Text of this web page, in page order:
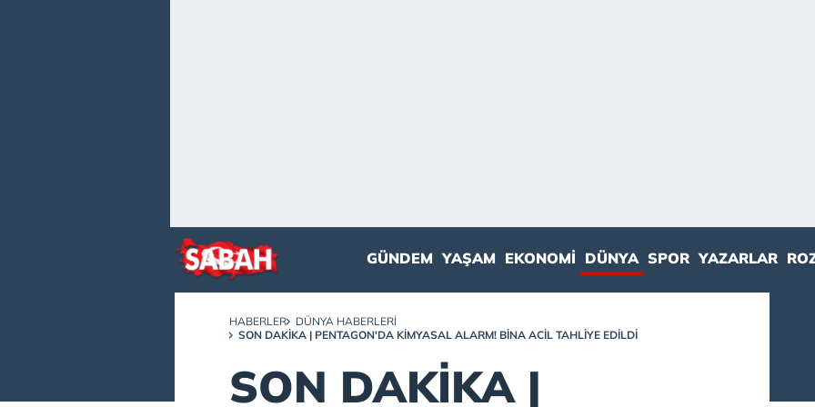
GÜNDEM YAŞAM EKONOMI DÜNYA SPOR YAZARLAR
HABERLER
DÜNYA HABERLERI
SON DAKİKA | PENTAGON'DA KIMYASAL ALARM! BINA ACIL TAHLIYE EDILDI
SON DAKİKA |